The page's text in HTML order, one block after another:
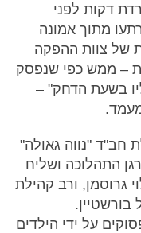
דקות לפני
מתוך אמונה
של צוות ההפקה
– ממש כפי שנפסק
בשעת הדחק" –
חב"ד "נווה גאולה"
התהלוכה ושליח
גרוסמן, ורב קהילת
על ידי הילדים